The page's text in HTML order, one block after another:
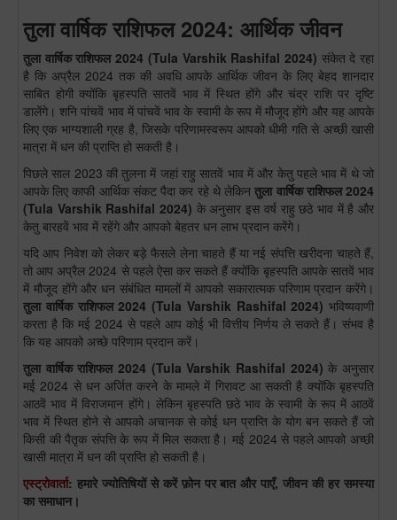
तुला वार्षिक राशिफल 2024: आर्थिक जीवन
तुलावार्षिक राशिफल 2024 (Tula Varshik Rashifal 2024) संकेत दे रहा
है कि अप्रैल 2024 तक की अवधि आपके आर्थिक जीवन के लिए बेहद शानदार
साबित होगी क्योंकि बृहस्पति सातवें भाव में स्थित होंगे और चंद्र राशि पर दृष्टि
डालेंगे। शनि पांचवें भाव में पांचवें भाव के स्वामी के रूप में मौजूद होंगे और यह आपके
लिए एक भाग्यशाली ग्रह है, जिसके परिणामस्वरूप आपको धीमी गति से अच्छी खासी
मात्रा में धन की प्राप्ति हो सकती है।
पिछले साल 2023 की तुलना में जहां राहु सातवें भाव में और केतु पहले भाव में थे जो
आपके लिए काफी आर्थिक संकट पैदा कर रहे थे लेकिनतुलावार्षिक राशिफल 2024
(Tula Varshik Rashifal 2024) के अनुसार इस वर्ष राहु छठे भाव में है और
केतु बारहवें भाव में रहेंगे और आपको बेहतर धन लाभ प्रदान करेंगे।
यदि आप निवेश को लेकर बड़े फैसले लेना चाहते हैं या नई संपत्ति खरीदना चाहते हैं,
तो आप अप्रैल 2024 से पहले ऐसा कर सकते हैं क्योंकि बृहस्पति आपके सातवें भाव
में मौजूद होंगे और धन संबंधित मामलों में आपको सकारात्मक परिणाम प्रदान करेंगे।
तुला वार्षिक राशिफल 2024 (Tula Varshik Rashifal 2024) भविष्यवाणी
करता है कि मई 2024 से पहले आप कोई भी वित्तीय निर्णय ले सकते हैं। संभव है
कि यह आपको अच्छे परिणाम प्रदान करें।
तुलावार्षिक राशिफल 2024 (Tula Varshik Rashifal 2024)के अनुसार
मई 2024 से धन अर्जित करने के मामले में गिरावट आ सकती है क्योंकि बृहस्पति
आठवें भाव में विराजमान होंगे। लेकिन बृहस्पति छठे भाव के स्वामी के रूप में आठवें
भाव में स्थित होने से आपको अचानक से कोई धन प्राप्ति के योग बन सकते हैं जो
किसी की पैतृक संपत्ति के रूप में मिल सकता है। मई 2024 से पहले आपको अच्छी
खासी मात्रा में धन की प्राप्ति हो सकती है।
एस्ट्रोवार्ता: हमारे ज्योतिषियों से करें फ़ोन पर बात और पाएँ, जीवन की हर समस्या
का समाधान।